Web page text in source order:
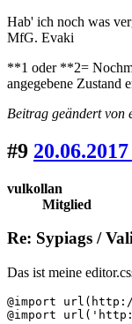
Hab' ich noch was
MfG. Evaki
**1 oder **2=
angegebene Zustand
Beitrag geändert von
#9
vulkollan
Mitglied
Re: Sypiags /
Das ist meine
@import
@import